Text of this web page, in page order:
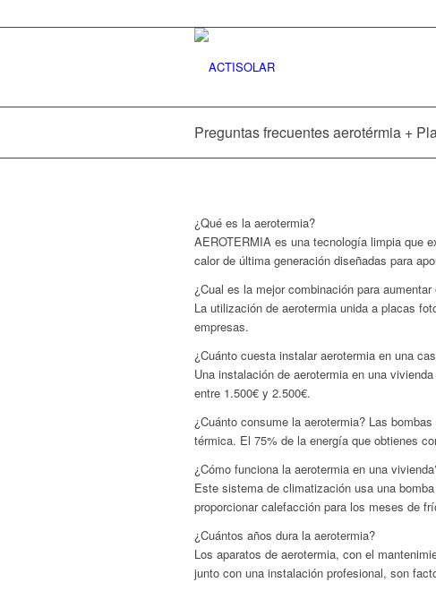
Preguntas frecuentes aerotérmia +
¿Qué es la aerotermia?
AEROTERMIA es una tecnología limpia que
calor de última generación diseñadas para
¿Cual es la mejor combinación para
La utilización de aerotermia unida a placas
empresas.
¿Cuánto cuesta instalar aerotermia en una
Una instalación de aerotermia en una
entre 1.500€ y 2.500€.
¿Cuánto consume la aerotermia? Las
térmica. El 75% de la energía que obtienes
¿Cómo funciona la aerotermia en una
Este sistema de climatización usa una
proporcionar calefacción para los meses de
¿Cuántos años dura la aerotermia?
Los aparatos de aerotermia, con el
junto con una instalación profesional, son